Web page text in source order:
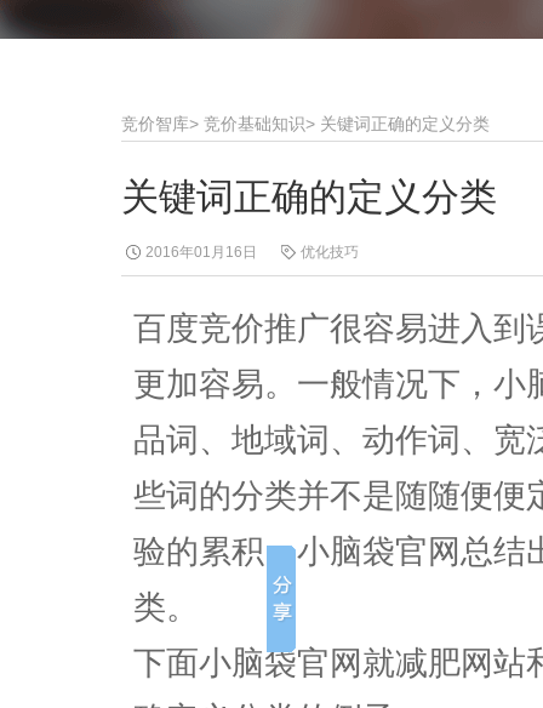
竞价智库> 竞价基础知识> 关键词正确的定义分类
关键词正确的定义分类
2016年01月16日 优化技巧
百度竞价推广很容易进入到
更加容易。一般情况下，小
品词、地域词、动作词、宽
些词的分类并不是随随便便
验的累积，小脑袋官网总结
类。
下面小脑袋官网就减肥网站